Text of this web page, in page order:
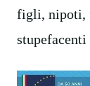
figli, nipoti,